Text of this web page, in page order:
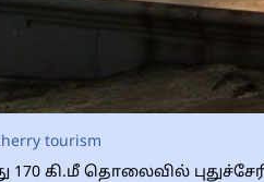
tourism
கி.மீ தொலைவில்